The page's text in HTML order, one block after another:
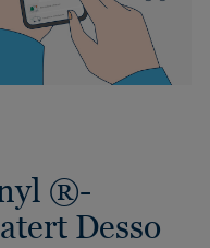
®-
Desso